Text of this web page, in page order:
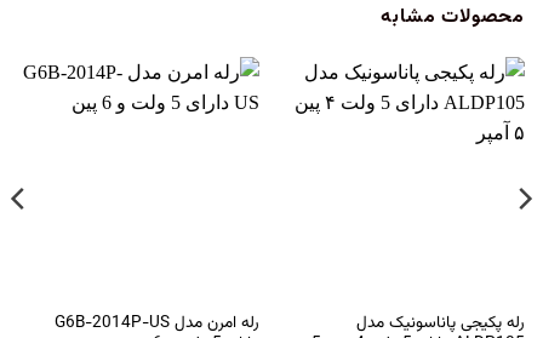
محصولات مشابه
رله پکیجی پاناسونیک مدل
رله امرن مدل G6B-2014P-US